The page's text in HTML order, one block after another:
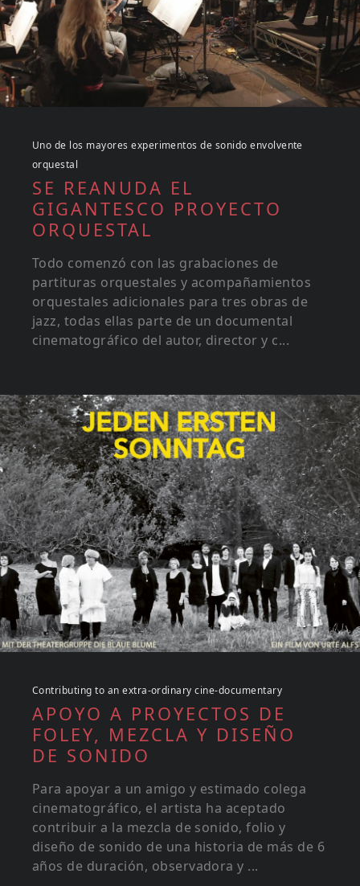
Uno de los mayores experimentos de sonido envolvente
orquestal
SE REANUDA EL
GIGANTESCO PROYECTO
ORQUESTAL
Todo comenzó con las grabaciones de
partituras orquestales y acompañamientos
orquestales adicionales para tres obras de
jazz, todas ellas parte de un documental
cinematográfico del autor, director y c...
Contributing to an extra-ordinary cine-documentary
APOYO A PROYECTOS DE
FOLEY, MEZCLA Y DISEÑO
DE SONIDO
Para apoyar a un amigo y estimado colega
cinematográfico, el artista ha aceptado
contribuir a la mezcla de sonido, folio y
diseño de sonido de una historia de más de 6
años de duración, observadora y ...